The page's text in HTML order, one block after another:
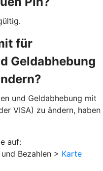
für
Geldabhebung
und Geldabhebung mit
VISA) zu ändern, haben
auf:
Bezahlen > Karte